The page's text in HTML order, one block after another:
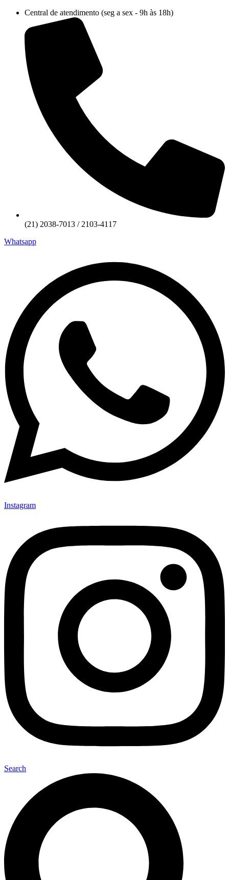
conteúdo
Central de atendimento (seg a sex - 9h às 18h)
(21) 2038-7013 / 2103-4117
Whatsapp
Instagram
Search